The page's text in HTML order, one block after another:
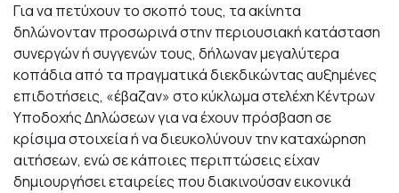
Για να πετύχουν το σκοπό τους, τα ακίνητα
δηλώνονταν προσωρινά στην περιουσιακή κατάσταση
συνεργών ή συγγενών τους, δήλωναν μεγαλύτερα
κοπάδια από τα πραγματικά διεκδικώντας αυξημένες
επιδοτήσεις, «έβαζαν» στο κύκλωμα στελέχη Κέντρων
Υποδοχής Δηλώσεων για να έχουν πρόσβαση σε
κρίσιμα στοιχεία ή να διευκoλύνουν την καταχώρηση
αιτήσεων, ενώ σε κάποιες περιπτώσεις είχαν
δημιουργήσει εταιρείες που διακινούσαν εικονικά